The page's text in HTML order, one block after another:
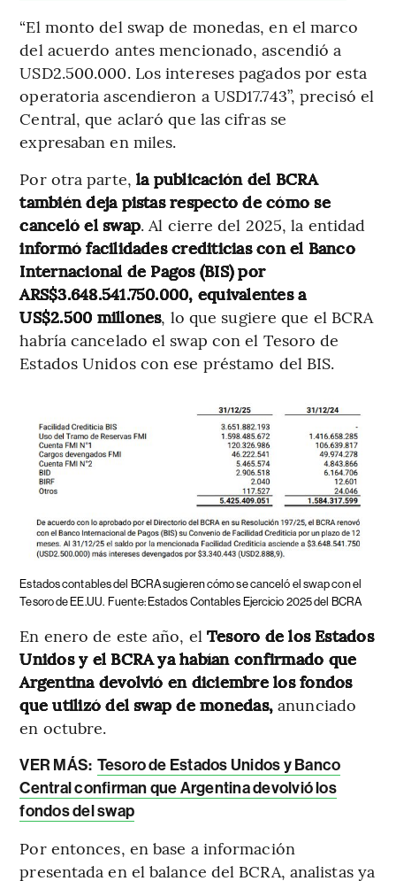
“El monto del swap de monedas, en el marco
del acuerdo antes mencionado, ascendió a
USD2.500.000. Los intereses pagados por esta
operatoria ascendieron a USD17.743”, precisó el
Central, que aclaró que las cifras se
expresaban en miles.
Por otra parte, la publicación del BCRA
también deja pistas respecto de cómo se
canceló el swap. Al cierre del 2025, la entidad
informó facilidades crediticias con el Banco
Internacional de Pagos (BIS) por
ARS$3.648.541.750.000, equivalentes a
US$2.500 millones, lo que sugiere que el BCRA
habría cancelado el swap con el Tesoro de
Estados Unidos con ese préstamo del BIS.
Estados contables del BCRA sugieren cómo se canceló el swap con el
Tesoro de EE.UU. Fuente: Estados Contables Ejercicio 2025 del BCRA
En enero de este año, el Tesoro de los Estados
Unidos y el BCRA ya habían confirmado que
Argentina devolvió en diciembre los fondos
que utilizó del swap de monedas, anunciado
en octubre.
VER MÁS: Tesoro de Estados Unidos y Banco
Central confirman que Argentina devolvió los
fondos del swap
Por entonces, en base a información
presentada en el balance del BCRA, analistas ya